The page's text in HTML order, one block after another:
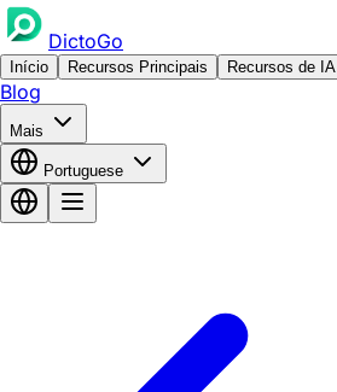
DictoGo
Início Recursos Principais Recursos de IA
Blog
Mais
Portuguese